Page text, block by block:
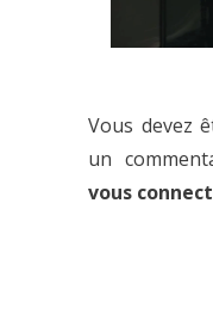
Vous devez
un
vous